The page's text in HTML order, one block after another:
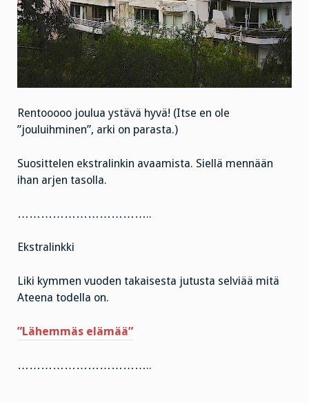
Rentooooo joulua ystävä hyvä! (Itse en ole
”jouluihminen”, arki on parasta.)
Suosittelen ekstralinkin avaamista. Siellä mennään
ihan arjen tasolla.
……………………………..
Ekstralinkki
Liki kymmen vuoden takaisesta jutusta selviää mitä
Ateena todella on.
”Lähemmäs elämää”
……………………………..